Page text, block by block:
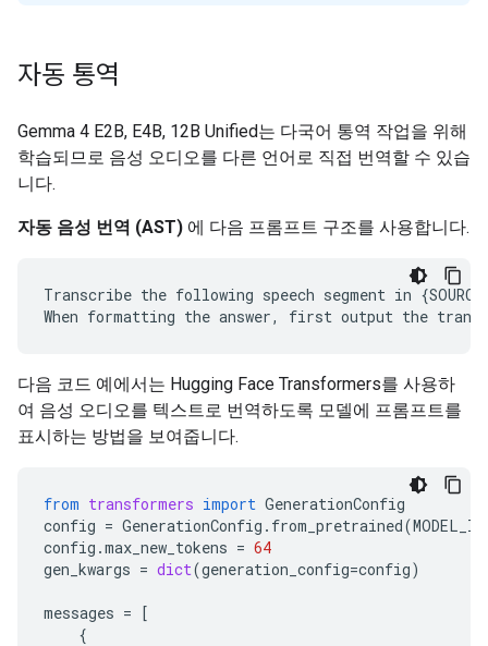
자동 통역
Gemma 4 E2B, E4B, 12B Unified는 다국어 통역 작업을 위해
학습되므로 음성 오디오를 다른 언어로 직접 번역할 수 있습
니다.
자동 음성 번역 (AST) 에 다음 프롬프트 구조를 사용합니다.
Transcribe the following speech segment in
다음 코드 예에서는 Hugging Face Transformers를 사용하
여 음성 오디오를 텍스트로 번역하도록 모델에 프롬프트를
표시하는 방법을 보여줍니다.
from transformers import GenerationConfig
config = GenerationConfig . from_pretrained(MODEL_ID
config .max_new_tokens = 64
gen_kwargs = dict(generation_config=config)
messages = [
{